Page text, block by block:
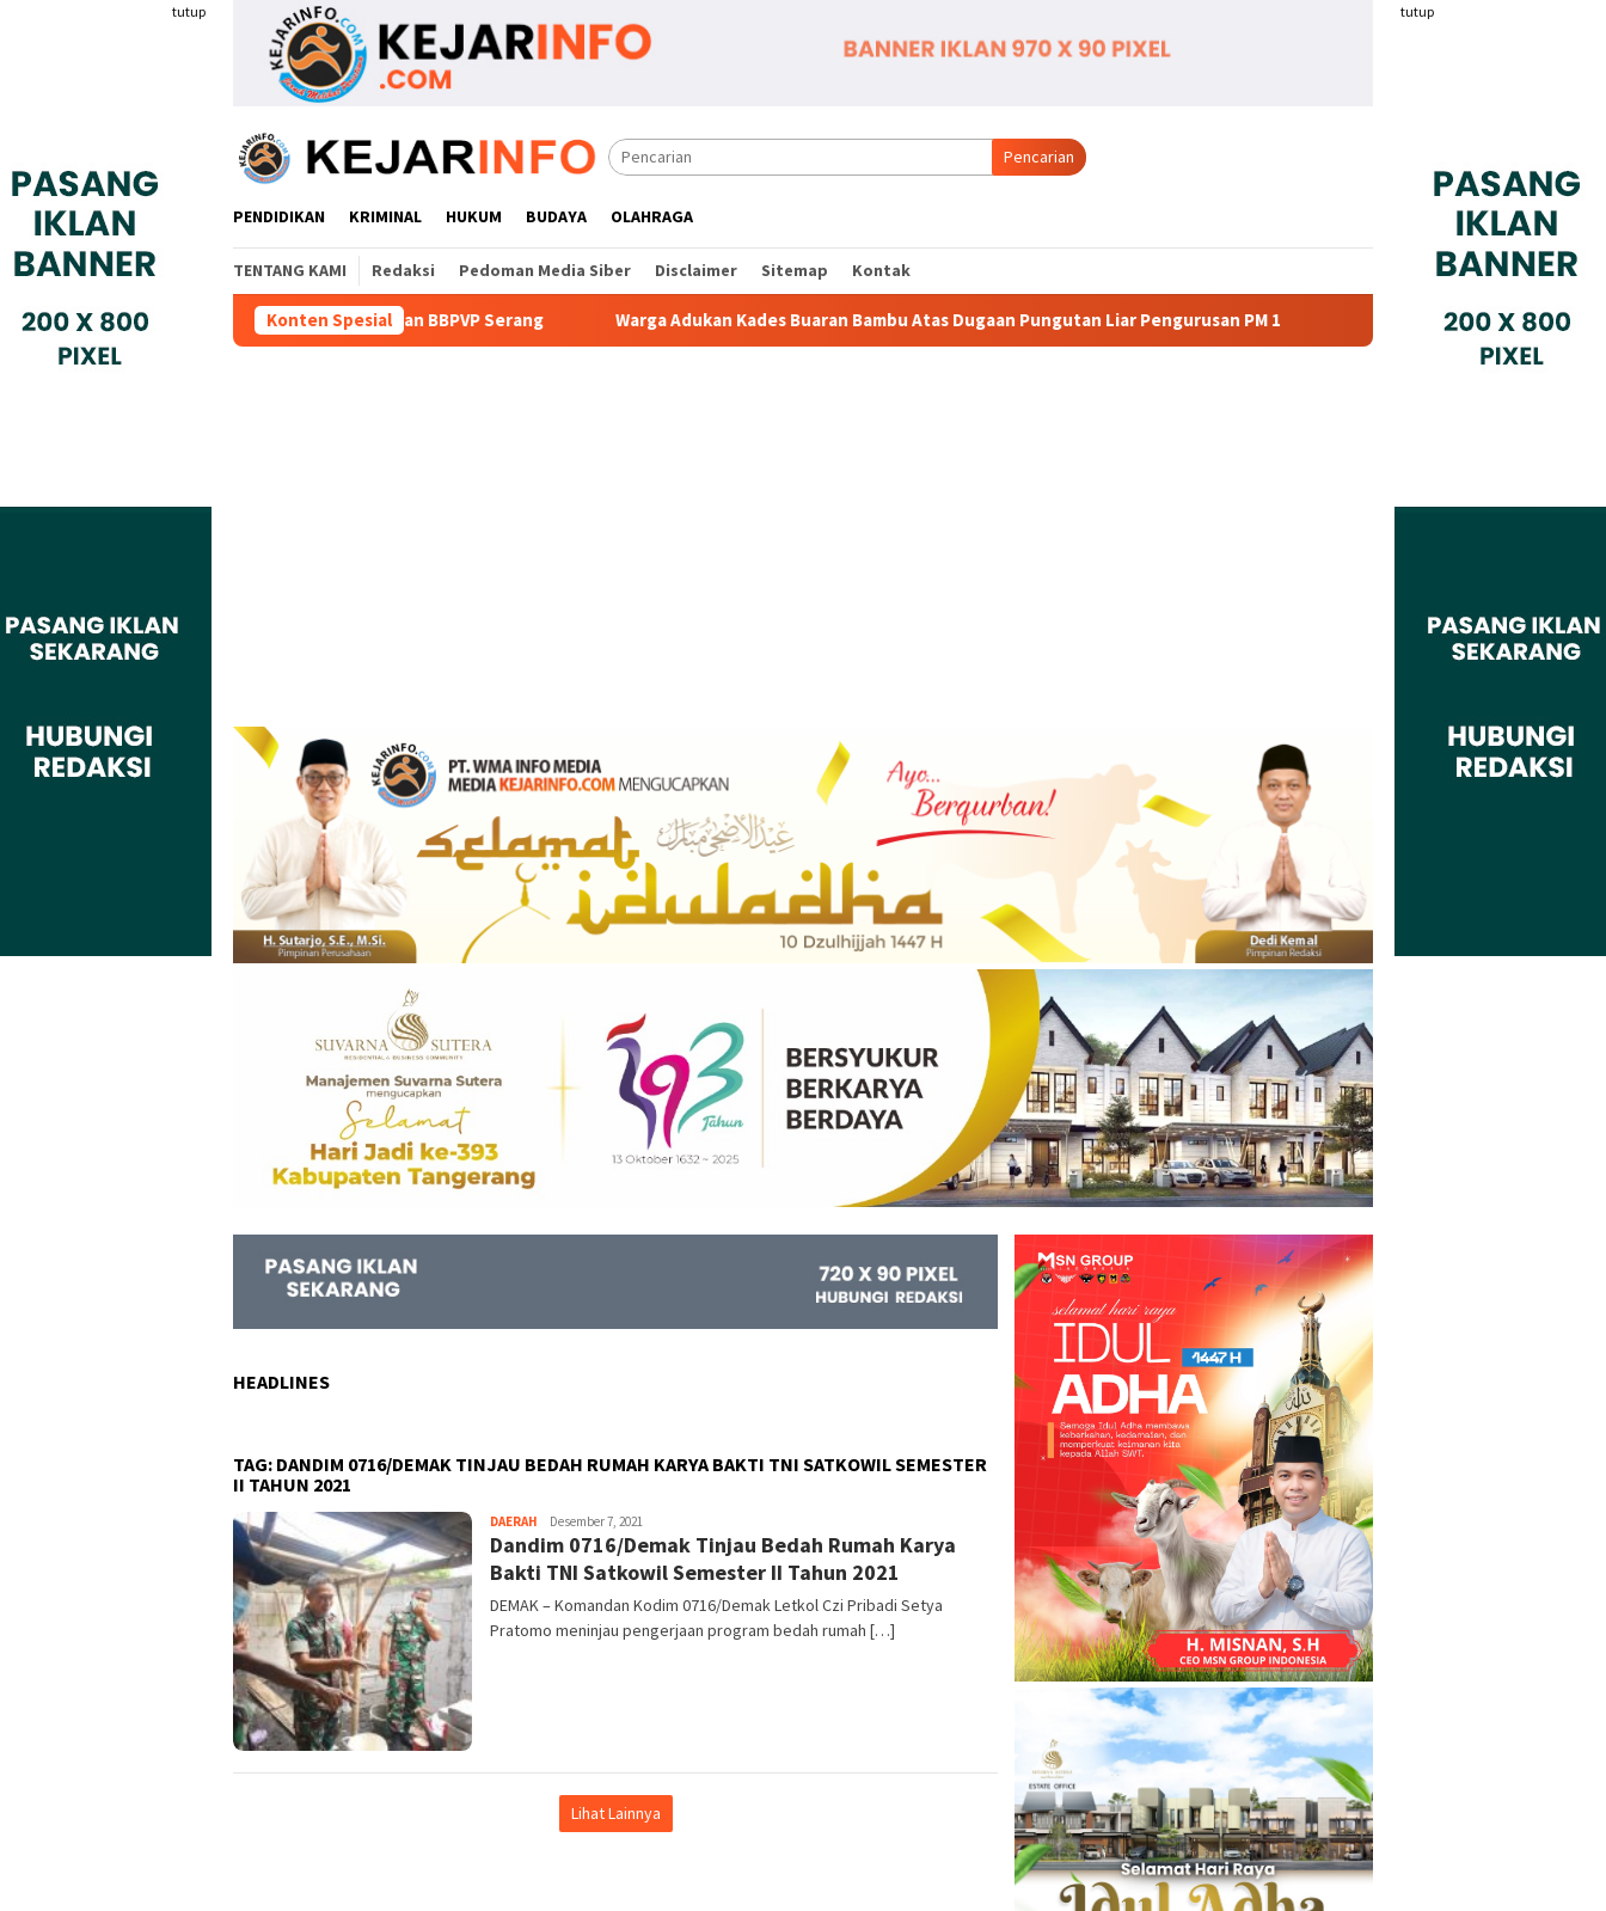
tutup tutup
Pencarian
PENDIDIKAN KRIMINAL HUKUM BUDAYA OLAHRAGA
TENTANG KAMI Redaksi Pedoman Media Siber Disclaimer Sitemap Kontak
Konten Spesial
Teken MoU Dengan BBPVP Serang Warga Adukan Kades Buaran Bambu Atas Dugaan Pungutan Liar Pengurusan PM 1 Dianggap Tidak Profesional, PT. Rajeg Media
HEADLINES
TAG: DANDIM 0716/DEMAK TINJAU BEDAH RUMAH KARYA BAKTI TNI SATKOWIL SEMESTER
II TAHUN 2021
DAERAH Kejar
Info
Desember 7, 2021
Dandim 0716/Demak Tinjau Bedah Rumah Karya
Bakti TNI Satkowil Semester II Tahun 2021
DEMAK – Komandan Kodim 0716/Demak Letkol Czi Pribadi Setya
Pratomo meninjau pengerjaan program bedah rumah […]
Lihat Lainnya